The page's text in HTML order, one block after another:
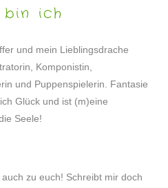
bin ich
und mein Lieblingsdrache
Komponistin,
und Puppenspielerin. Fantasie
Glück und ist (m)eine
Seele!
zu euch! Schreibt mir doch